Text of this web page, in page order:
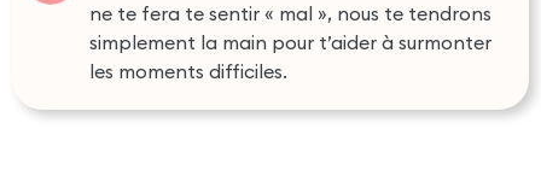
ne te fera te sentir « mal », nous te tendrons
simplement la main pour t’aider à surmonter
les moments difficiles.